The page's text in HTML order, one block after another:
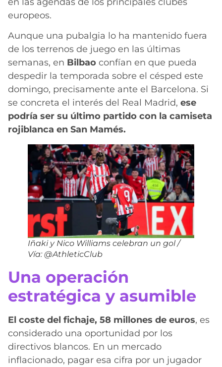
europeos.
Aunque una pubalgia lo ha mantenido fuera
de los terrenos de juego en las últimas
semanas, en Bilbao confían en que pueda
despedir la temporada sobre el césped este
domingo, precisamente ante el Barcelona. Si
se concreta el interés del Real Madrid, ese
podría ser su último partido con la camiseta
rojiblanca en San Mamés.
Iñaki y Nico Williams celebran un gol /
Vía: @AthleticClub
Una operación
estratégica y asumible
El coste del fichaje, 58 millones de euros, es
considerado una oportunidad por los
directivos blancos. En un mercado
inflacionado, pagar esa cifra por un jugador